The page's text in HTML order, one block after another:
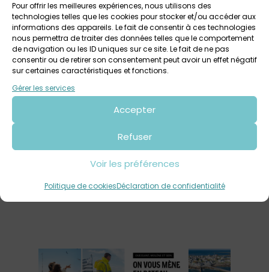
Pour offrir les meilleures expériences, nous utilisons des
technologies telles que les cookies pour stocker et/ou accéder aux
informations des appareils. Le fait de consentir à ces technologies
nous permettra de traiter des données telles que le comportement
de navigation ou les ID uniques sur ce site. Le fait de ne pas
consentir ou de retirer son consentement peut avoir un effet négatif
sur certaines caractéristiques et fonctions.
Gérer les services
Accepter
Refuser
Voir les préférences
Politique de cookiesDéclaration de confidentialité
Horaires : voir galerie photo ci-dessus
Infos et billetterie en ligne ICI
Votre avis sur
Cirque de Noël à Quimper